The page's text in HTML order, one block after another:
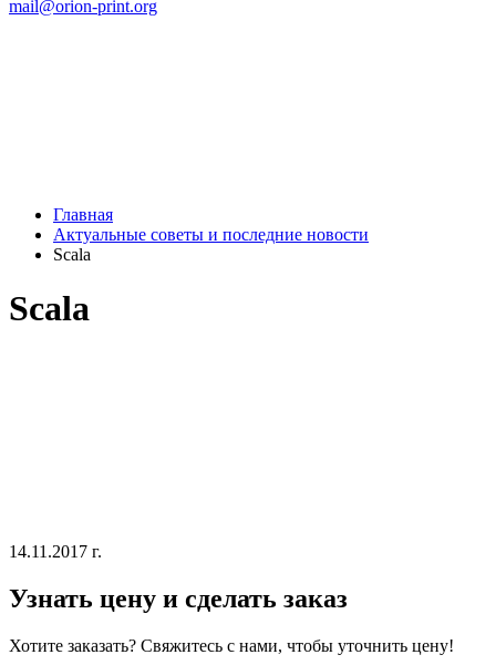
mail@orion-print.org
Главная
Актуальные советы и последние новости
Scala
Scala
14.11.2017 г.
Узнать цену и сделать заказ
Хотите заказать? Свяжитесь с нами, чтобы уточнить цену!